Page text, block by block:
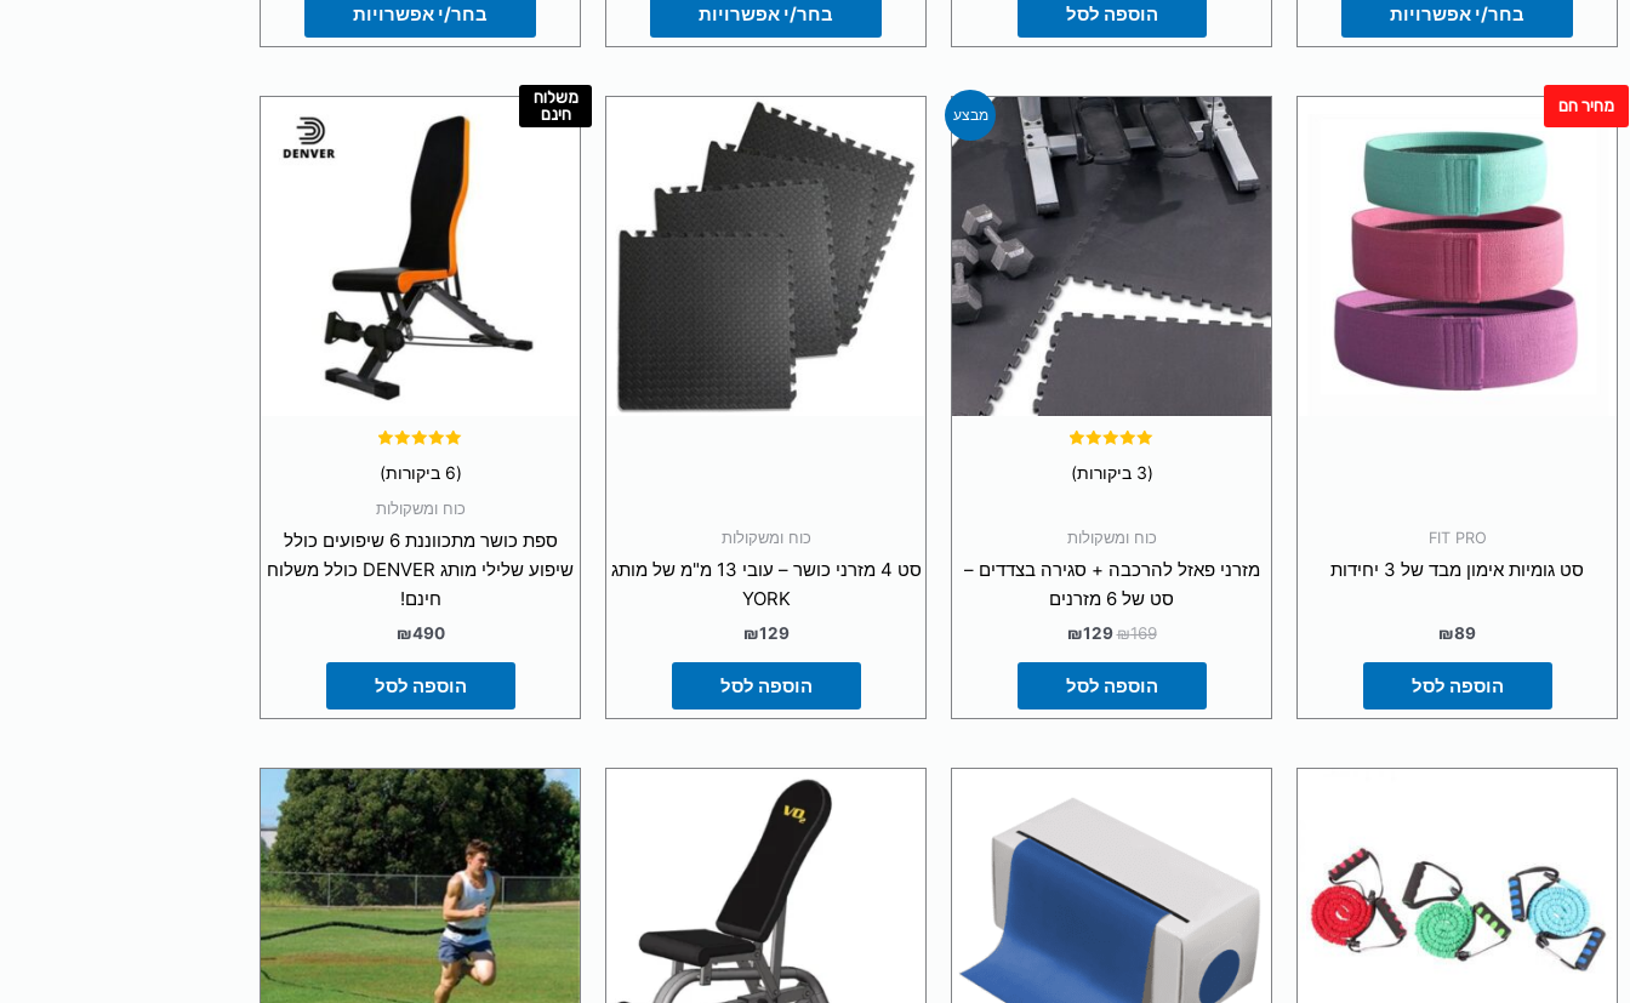
בחר/י אפשרויות הוספה לסל בחר/י אפשרויות בחר/י אפשרויות
מחיר חם
FIT PRO
סט גומיות אימון מבד של 3 יחידות
₪89
הוספה לסל
מבצע
5.00
(3 ביקורות)
כוח ומשקולות
מזרני פאזל להרכבה + סגירה בצדדים –
סט של 6 מזרנים
₪169
המחיר
המקורי
היה:
₪169.
₪129
המחיר
הנוכחי
הוא:
₪129.
הוספה לסל
כוח ומשקולות
סט 4 מזרני כושר – עובי 13 מ"מ של מותג
YORK
₪129
הוספה לסל
משלוח
חינם
5.00
(6 ביקורות)
כוח ומשקולות
ספת כושר מתכווננת 6 שיפועים כולל
שיפוע שלילי מותג DENVER כולל משלוח
חינם!
₪490
הוספה לסל
מספר
סוגים.
ניתן
לבחור
זה
מספר
את